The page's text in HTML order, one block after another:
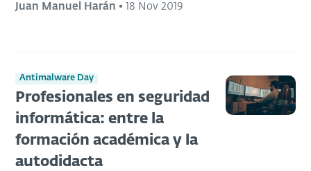
Juan Manuel Harán • 18 Nov 2019
Antimalware Day
Profesionales en seguridad
informática: entre la
formación académica y la
autodidacta